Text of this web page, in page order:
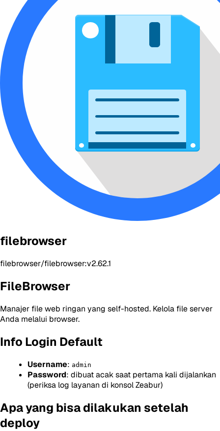
filebrowser
filebrowser/filebrowser:v2.62.1
FileBrowser
Manajer file web ringan yang self-hosted. Kelola file server
Anda melalui browser.
Info Login Default
Username: admin
Password: dibuat acak saat pertama kali dijalankan
(periksa log layanan di konsol Zeabur)
Apa yang bisa dilakukan setelah
deploy